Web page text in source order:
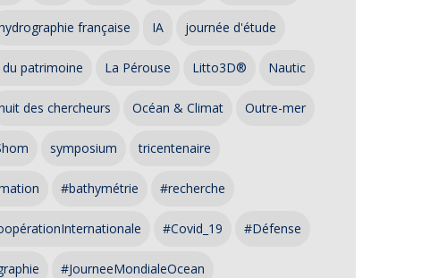
française IA journée d'étude
patrimoine La Pérouse Litto3D® Nautic
des chercheurs Océan & Climat Outre-mer
symposium tricentenaire
#bathymétrie #recherche
#Covid_19 #Défense
#JourneeMondialeOcean